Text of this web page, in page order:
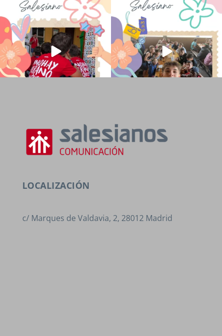
No hay verano sin que sea Salesiano ❤️
💫 en Luz 4
...
0
viviendo la alegría en el campamento
...
LOCALIZACIÓN
c/ Marques de Valdavia, 2, 28012 Madrid